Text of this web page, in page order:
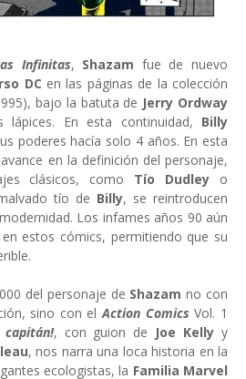
Infinitas, Shazam fue de nuevo
DC en las páginas de la colección
bajo la batuta de Jerry Ordway
lápices. En esta continuidad, Billy
poderes hacía solo 4 años. En esta
en la definición del personaje,
clásicos, como Tío Dudley o
tío de Billy, se reintroducen
Los infames años 90 aún
estos cómics, permitiendo que su
del personaje de Shazamno con
sino con elAction Comics Vol. 1
, con guion de Joe Kelly y
, nos narra una loca historia en la
ecologistas, la Familia Marvel